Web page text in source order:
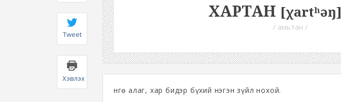
Tweet
Хэвлэх
ХАРТАН [χartʰəŋ]
/ амьтан /
Өнгө алаг, хар бидэр бүхий нэгэн зүйл нохой.